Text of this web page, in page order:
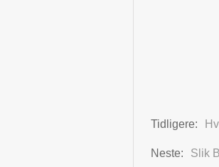
Tidligere:
Neste: Slik